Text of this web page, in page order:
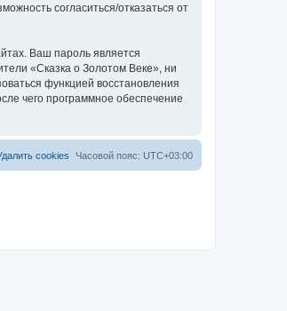
согласиться/отказаться от
Ваш пароль является
«Сказка о Золотом Веке», ни
функцией восстановления
чего программное обеспечение
Часовой пояс: UTC+03:00
cookies